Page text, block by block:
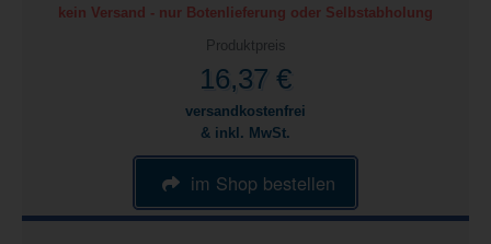
kein Versand - nur Botenlieferung oder Selbstabholung
Produktpreis
16,37 €
versandkostenfrei
& inkl. MwSt.
im Shop bestellen